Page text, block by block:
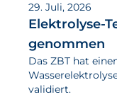
29. Juli, 2026
Elektrolyse-
genommen
Das ZBT hat
validiert.